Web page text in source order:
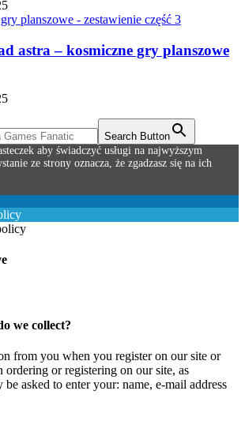
astra – kosmiczne gry planszowe
Search Button
aby świadczyć usługi na najwyższym
ze strony oznacza, że zgadzasz się na ich
we collect?
from you when you register on our site or
ordering or registering on our site, as
asked to enter your: name, e-mail address